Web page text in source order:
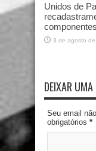
Unidos de
3 de agosto
DEIXAR
Seu email
obrigatórios *